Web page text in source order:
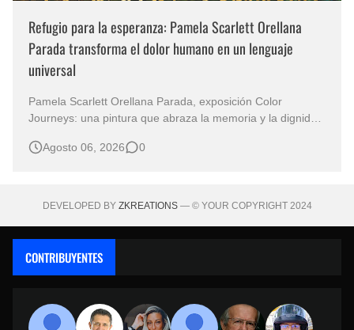
Refugio para la esperanza: Pamela Scarlett Orellana
Parada transforma el dolor humano en un lenguaje
universal
Pamela Scarlett Orellana Parada, exposición Color
Journeys: una pintura que abraza la memoria y la dignidad
obras no necesitan levantar la voz para permanecer en la
Agosto 06, 2026 0
DEVELOPED BY ZKREATIONS— © YOUR COPYRIGHT 2024
CONTRIBUYENTES